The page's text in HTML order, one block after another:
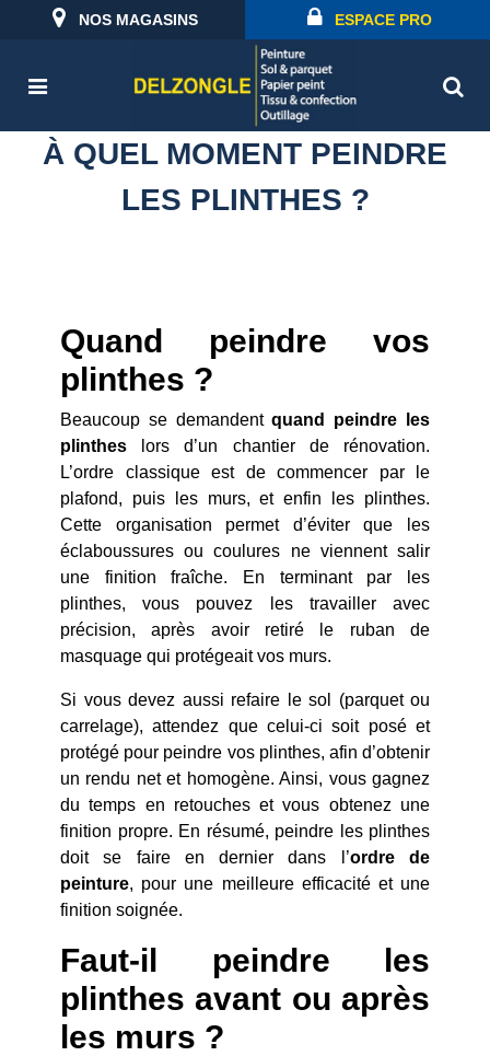
NOS MAGASINS ESPACE PRO
À QUEL MOMENT PEINDRE
LES PLINTHES ?
Quand peindre vos
plinthes ?
Beaucoup se demandentquand peindre les
plinthes lors d’un chantier de rénovation.
L’ordre classique est de commencer par le
plafond, puis les murs, et enfin les plinthes.
Cette organisation permet d’éviter que les
éclaboussures ou coulures ne viennent salir
une finition fraîche. En terminant par les
plinthes, vous pouvez les travailler avec
précision, après avoir retiré le ruban de
masquage qui protégeait vos murs.
Si vous devez aussi refaire le sol (parquet ou
carrelage), attendez que celui-ci soit posé et
protégé pour peindre vos plinthes, afin d’obtenir
un rendu net et homogène. Ainsi, vous gagnez
du temps en retouches et vous obtenez une
finition propre. En résumé, peindre les plinthes
doit se faire en dernier dans l’ordre de
peinture, pour une meilleure efficacité et une
finition soignée.
Faut-il peindre les
plinthes avant ou après
les murs ?